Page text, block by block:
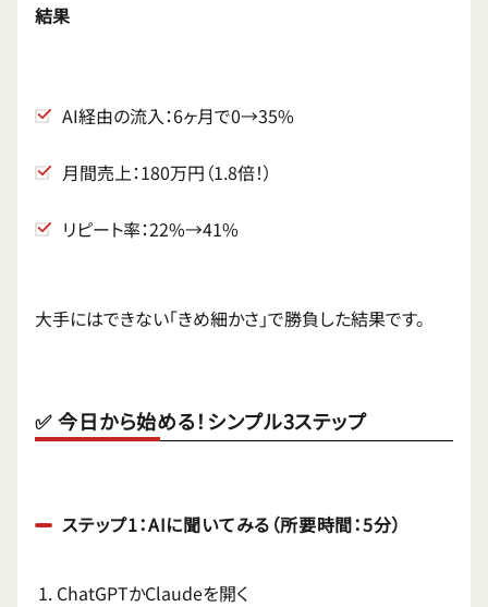
結果
AI経由の流入：6ヶ月で0→35%
月間売上：180万円（1.8倍！）
リピート率：22%→41%
大手にはできない「きめ細かさ」で勝負した結果です。
✅ 今日から始める！シンプル3ステップ
ステップ1：AIに聞いてみる（所要時間：5分）
ChatGPTかClaudeを開く